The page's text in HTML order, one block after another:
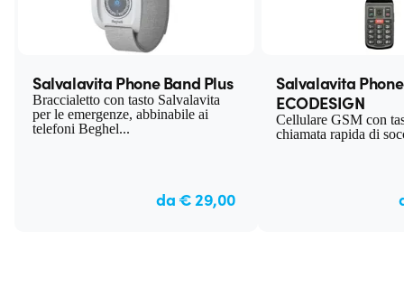
Salvalavita Phone Band Plus
Braccialetto con tasto Salvalavita
per le emergenze, abbinabile ai
telefoni Beghel...
da € 29,00
Salvalavita Phone
ECODESIGN
Cellulare GSM con
chiamata rapida di